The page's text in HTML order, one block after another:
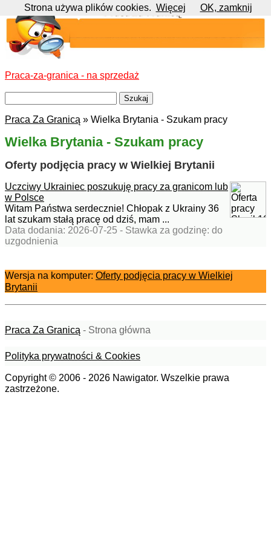
Praca-za-granica - na sprzedaż
Praca Za Granicą » Wielka Brytania - Szukam pracy
Wielka Brytania - Szukam pracy
Oferty podjęcia pracy w Wielkiej Brytanii
Uczciwy Ukrainiec poszukuję pracy za granicom lub
w Polsce
Witam Państwa serdecznie! Chłopak z Ukrainy 36
lat szukam stałą pracę od dziś, mam ...
Data dodania: 2026-07-25 - Stawka za godzinę: do
uzgodnienia
Wersja na komputer: Oferty podjęcia pracy w Wielkiej
Brytanii
Praca Za Granicą - Strona główna
Polityka prywatności & Cookies
Copyright © 2006 - 2026 Nawigator. Wszelkie prawa
zastrzeżone.
Strona używa plików cookies. Więcej OK, zamknij